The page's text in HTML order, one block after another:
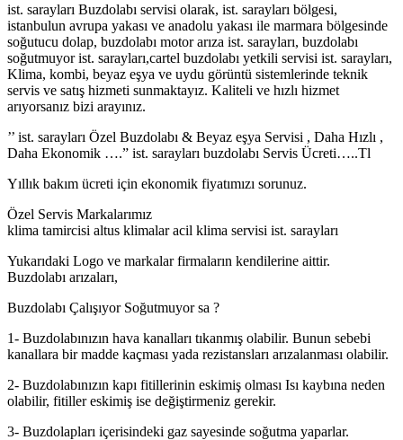
ist. sarayları Buzdolabı servisi olarak, ist. sarayları bölgesi,
istanbulun avrupa yakası ve anadolu yakası ile marmara bölgesinde
soğutucu dolap, buzdolabı motor arıza ist. sarayları, buzdolabı
soğutmuyor ist. sarayları,cartel buzdolabı yetkili servisi ist. sarayları,
Klima, kombi, beyaz eşya ve uydu görüntü sistemlerinde teknik
servis ve satış hizmeti sunmaktayız. Kaliteli ve hızlı hizmet
arıyorsanız bizi arayınız.
’’ ist. sarayları Özel Buzdolabı & Beyaz eşya Servisi , Daha Hızlı ,
Daha Ekonomik ….” ist. sarayları buzdolabı Servis Ücreti…..Tl
Yıllık bakım ücreti için ekonomik fiyatımızı sorunuz.
Özel Servis Markalarımız
klima tamircisi altus klimalar acil klima servisi ist. sarayları
Yukarıdaki Logo ve markalar firmaların kendilerine aittir.
Buzdolabı arızaları,
Buzdolabı Çalışıyor Soğutmuyor sa ?
1- Buzdolabınızın hava kanalları tıkanmış olabilir. Bunun sebebi
kanallara bir madde kaçması yada rezistansları arızalanması olabilir.
2- Buzdolabınızın kapı fitillerinin eskimiş olması Isı kaybına neden
olabilir, fitiller eskimiş ise değiştirmeniz gerekir.
3- Buzdolapları içerisindeki gaz sayesinde soğutma yaparlar.